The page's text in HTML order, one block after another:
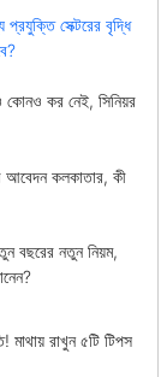
সেক্টরের বৃদ্ধি
কর নেই, সিনিয়র
কলকাতার, কী
নতুন নিয়ম,
রাখুন ৫টি টিপস